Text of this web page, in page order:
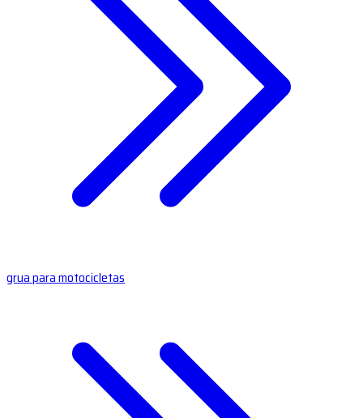
grua para motocicletas